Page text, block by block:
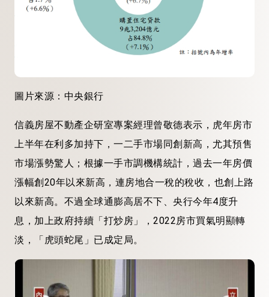
圖片來源：中央銀行
信義房屋不動產企研室專案經理曾敬德表示，虎年房市
上半年在利多加持下，一二手市場同創新高，尤其預售
市場漲勢驚人；根據一手市調機構統計，過去一年房價
漲幅創20年以來新高，連房地合一稅的稅收，也創上路
以來新高。不過全球通膨高居不下、央行今年4度升
息，加上政府持續「打炒房」，2022房市買氣明顯轉
淡，「虎頭蛇尾」已成定局。